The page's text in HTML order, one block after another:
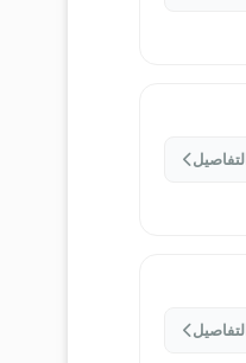
التفاصيل
التفاصيل